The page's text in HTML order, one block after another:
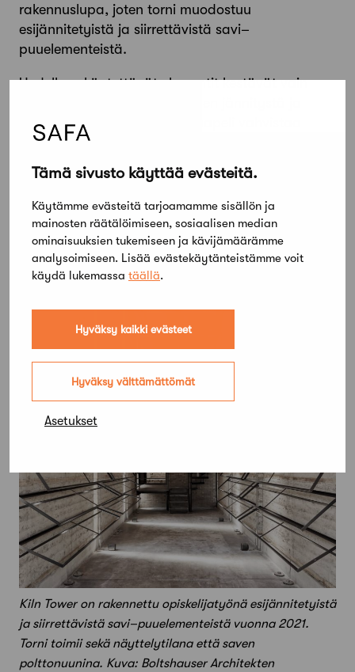
Tämä sivusto käyttää evästeitä.
Käytämme evästeitä tarjoamamme sisällön ja
mainosten räätälöimiseen, sosiaalisen median
ominaisuuksien tukemiseen ja kävijämäärämme
analysoimiseen. Lisää evästekäytänteistämme voit
käydä lukemassa täällä.
Hyväksy kaikki evästeet
Hyväksy välttämättömät
Asetukset
rakennuslupa, joten torni muodostuu
esijännitetyistä ja siirrettävistä savi–
puuelementeistä.
Uudelleen käytettävät elementit kestävät vain
vetoa vastaanottava teräskaapeli vahvistaa
rakenteen maanjäristyksien varalta.
Kiln Tower on rakennettu opiskelijatyönä esijännitetyistä
ja siirrettävistä savi–puuelementeistä vuonna 2021.
Torni toimii sekä näyttelytilana että saven
polttonuunina. Kuva: Boltshauser Architekten